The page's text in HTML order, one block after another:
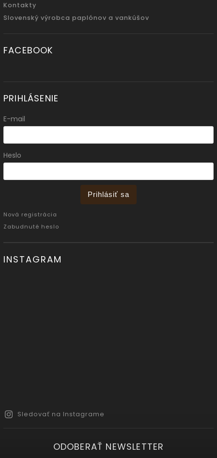
Kontakty
Slovenský výrobca paplónov a vankúšov
FACEBOOK
PRIHLÁSENIE
E-mail
Heslo
Prihlásiť sa
Nová registrácia
Zabudnuté heslo
INSTAGRAM
Sledovať na Instagrame
ODOBERAŤ NEWSLETTER